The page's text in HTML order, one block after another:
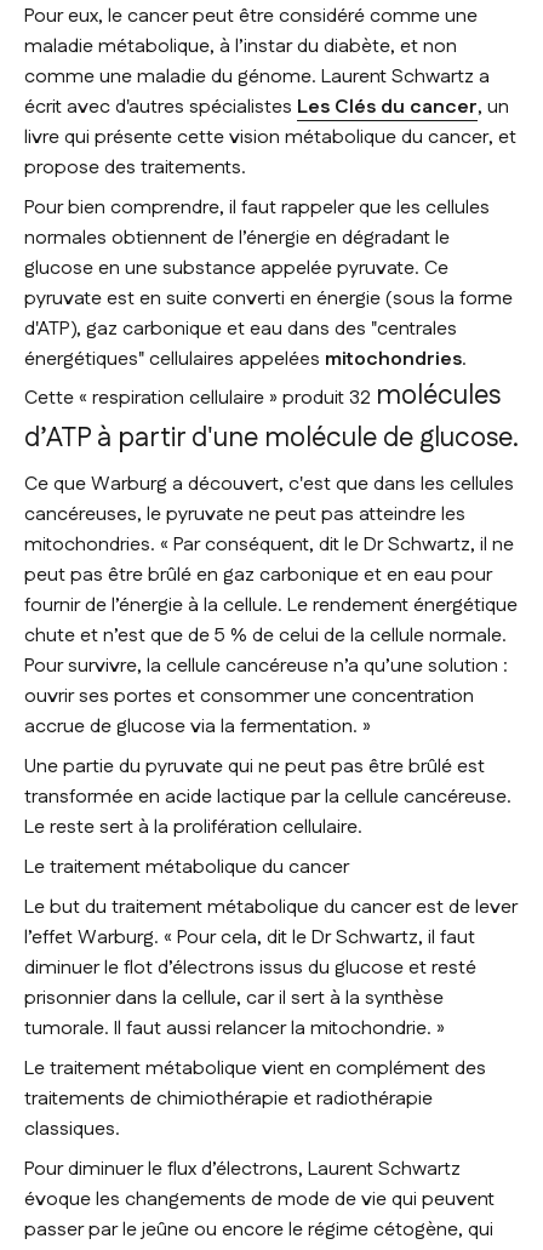
Pour eux, le cancer peut être considéré comme une
maladie métabolique, à l’instar du diabète, et non
comme une maladie du génome. Laurent Schwartz a
écrit avec d'autres spécialistes Les Clés du cancer, un
livre qui présente cette vision métabolique du cancer, et
propose des traitements.
Pour bien comprendre, il faut rappeler que les cellules
normales obtiennent de l’énergie en dégradant le
glucose en une substance appelée pyruvate. Ce
pyruvate est en suite converti en énergie (sous la forme
d'ATP), gaz carbonique et eau dans des "centrales
énergétiques" cellulaires appelées mitochondries.
Cette « respiration cellulaire » produit 32 molécules
d’ATP à partir d'une molécule de glucose.
Ce que Warburg a découvert, c'est que dans les cellules
cancéreuses, le pyruvate ne peut pas atteindre les
mitochondries. « Par conséquent, dit le Dr Schwartz, il ne
peut pas être brûlé en gaz carbonique et en eau pour
fournir de l’énergie à la cellule. Le rendement énergétique
chute et n’est que de 5 % de celui de la cellule normale.
Pour survivre, la cellule cancéreuse n’a qu’une solution :
ouvrir ses portes et consommer une concentration
accrue de glucose via la fermentation. »
Une partie du pyruvate qui ne peut pas être brûlé est
transformée en acide lactique par la cellule cancéreuse.
Le reste sert à la prolifération cellulaire.
Le traitement métabolique du cancer
Le but du traitement métabolique du cancer est de lever
l’effet Warburg. « Pour cela, dit le Dr Schwartz, il faut
diminuer le flot d’électrons issus du glucose et resté
prisonnier dans la cellule, car il sert à la synthèse
tumorale. Il faut aussi relancer la mitochondrie. »
Le traitement métabolique vient en complément des
traitements de chimiothérapie et radiothérapie
classiques.
Pour diminuer le flux d’électrons, Laurent Schwartz
évoque les changements de mode de vie qui peuvent
passer par le jeûne ou encore le régime cétogène, qui